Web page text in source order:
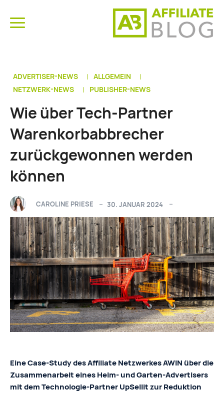
ADVERTISER-NEWS
ALLGEMEIN
NETZWERK-NEWS
PUBLISHER-NEWS
Wie über Tech-Partner
Warenkorbabbrecher
zurückgewonnen werden
können
CAROLINE PRIESE 30. JANUAR 2024
Eine Case-Study des Affiliate Netzwerkes AWIN über die
Zusammenarbeit eines Heim- und Garten-Advertisers
mit dem Technologie-Partner UpSellitzur Reduktion